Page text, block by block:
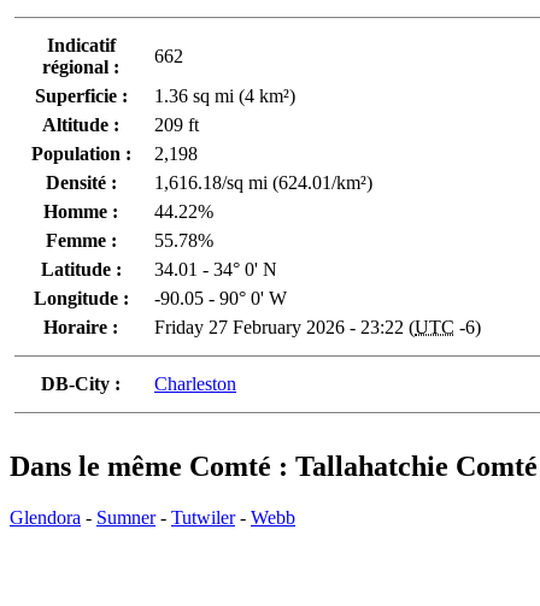
Indicatif
régional :
662
Superficie :
1.36 sq mi (4 km²)
Altitude :
209 ft
Population :
2,198
Densité :
1,616.18/sq mi (624.01/km²)
Homme :
44.22%
Femme :
55.78%
Latitude :
34.01 - 34° 0' N
Longitude :
-90.05 - 90° 0' W
Horaire :
Friday 27 February 2026 - 23:22 (UTC -6)
DB-City : Charleston
Dans le même Comté : Tallahatchie Comté
Glendora - Sumner- Tutwiler- Webb